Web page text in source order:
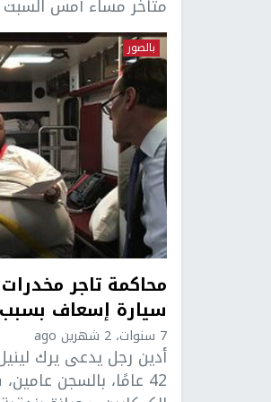
متأخر مساء أمس السبت
بالصور
محاكمة تاجر
سيارة إسعاف بسبب
7 سنوات، 2 شهرين ago
أدين رجل يدعى يرك
42 عامًا، بالسجن